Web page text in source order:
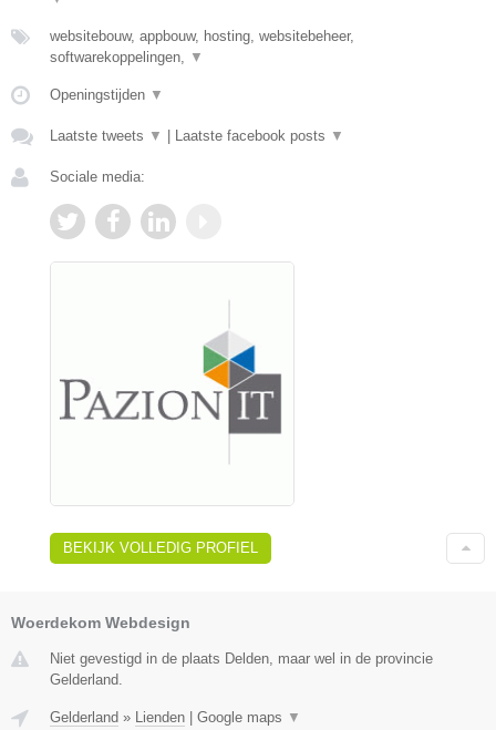
websitebouw, appbouw, hosting, websitebeheer,
softwarekoppelingen,
▼
Openingstijden ▼
Laatste tweets ▼ Laatste facebook posts ▼
Sociale media:
BEKIJK VOLLEDIG PROFIEL
Woerdekom Webdesign
Niet gevestigd in de plaats Delden, maar wel in de provincie
Gelderland.
Gelderland » Lienden Google maps ▼